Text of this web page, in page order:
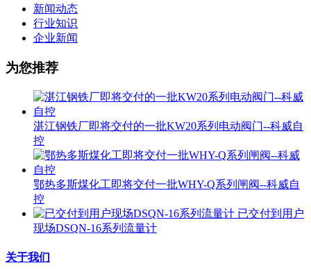
新闻动态
行业知识
企业新闻
为您推荐
湛江钢铁厂即将交付的一批KW20系列电动阀门--科威自
控
鄂热多斯煤化工即将交付一批WHY-Q系列闸阀--科威自
控
已交付到用户
现场DSQN-16系列流量计
关于我们